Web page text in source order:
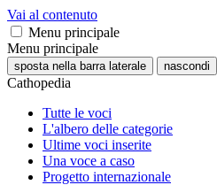
Vai al contenuto
Menu principale
Menu principale
sposta nella barra laterale nascondi
Cathopedia
Tutte le voci
L'albero delle categorie
Ultime voci inserite
Una voce a caso
Progetto internazionale